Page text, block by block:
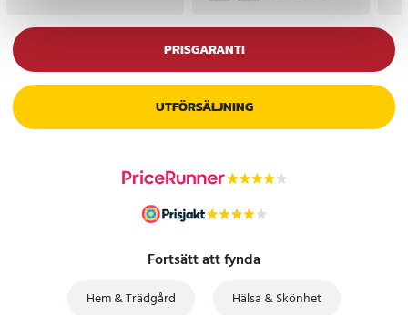
PRISGARANTI
UTFÖRSÄLJNING
Fortsätt att fynda
Hem & Trädgård Hälsa & Skönhet